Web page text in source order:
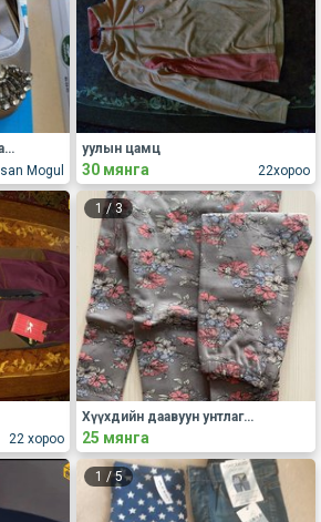
Mogul
Охидын турк сандааль баларина
22хороо
уулын цамц
30 мянга
22 хороо
1 /3
Хүүхдийн даавуун унтлагын хувцас
25 мянга
1 /5